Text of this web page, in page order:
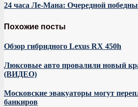
24 часа Ле-Мана: Очередной
Похожие посты
Обзор гибридного Lexus RX 450h
Люксовые авто провалили новый
(ВИДЕО)
Московские эвакуаторы могут
банкиров